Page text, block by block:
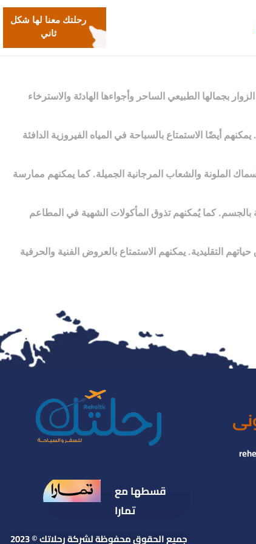
رحلتك معنا لها شكل
ثاني
بجمالها الطبيعي الساحر وأجواءها الهادئة والاسترخاء
أيضًا الاستمتاع بالسباحة في المياه الفيروزية الدافئة
الملونة والشعاب المرجانية الجميلة. كما يمكنهم ممارسة
بالجسم. كما يُمكنهم تذوق المأكولات الشهية في المطاعم
التقليدية. يمكنهم الاستمتاع بالعروض الفنية والحرفية
قسطها مع
تمارا
جميع الحقوق محفوظة لشركة رحلاتك © 2023